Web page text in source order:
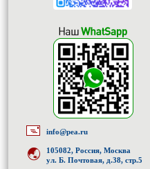
info@pea.ru
105082, Россия, Москва
ул. Б. Почтовая, д.38, стр.5